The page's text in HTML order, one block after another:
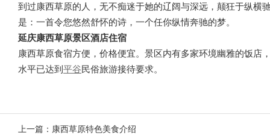
到过康西草原的人，无不痴迷于她的辽阔与深远，颠狂于纵横
是：一首令您悠然舒怀的诗，一个任你纵情奔驰的梦。
延庆康西草原景区酒店住宿
康西草原食宿方便，价格便宜。景区内有多家环境幽雅的饭
水平已达到 平谷民俗旅游接待要求。
上一篇： 康西草原特色美食介绍